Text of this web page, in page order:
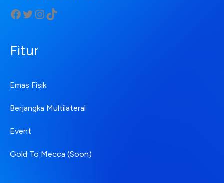
Fitur
Emas Fisik
Berjangka Multilateral
Event
Gold To Mecca (Soon)